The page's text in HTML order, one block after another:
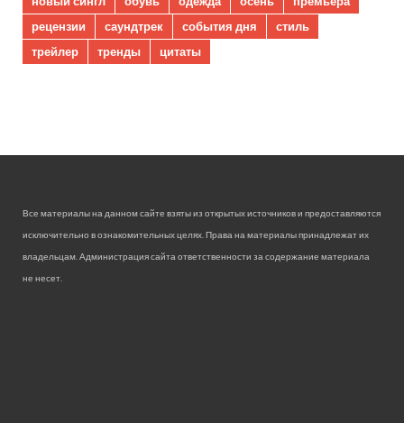
рецензии
саундтрек события дня
стиль
трейлер
тренды цитаты
Все материалы на данном сайте взяты из открытых источников и предоставляются
исключительно в ознакомительных целях. Права на материалы принадлежат их
владельцам. Администрация сайта ответственности за содержание материала
не несет.